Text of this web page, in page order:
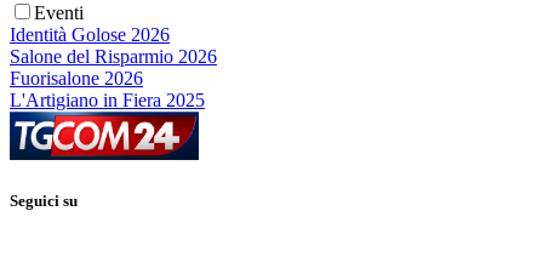
Eventi
Identità Golose 2026
Salone del Risparmio 2026
Fuorisalone 2026
L'Artigiano in Fiera 2025
Seguici su